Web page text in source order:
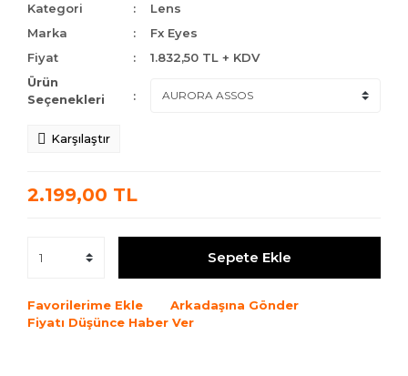
Kategori
Lens
Marka
Fx Eyes
Fiyat
1.832,50 TL + KDV
Ürün
Seçenekleri
Karşılaştır
2.199,00 TL
Sepete Ekle
Favorilerime Ekle
Arkadaşına Gönder
Fiyatı Düşünce Haber Ver